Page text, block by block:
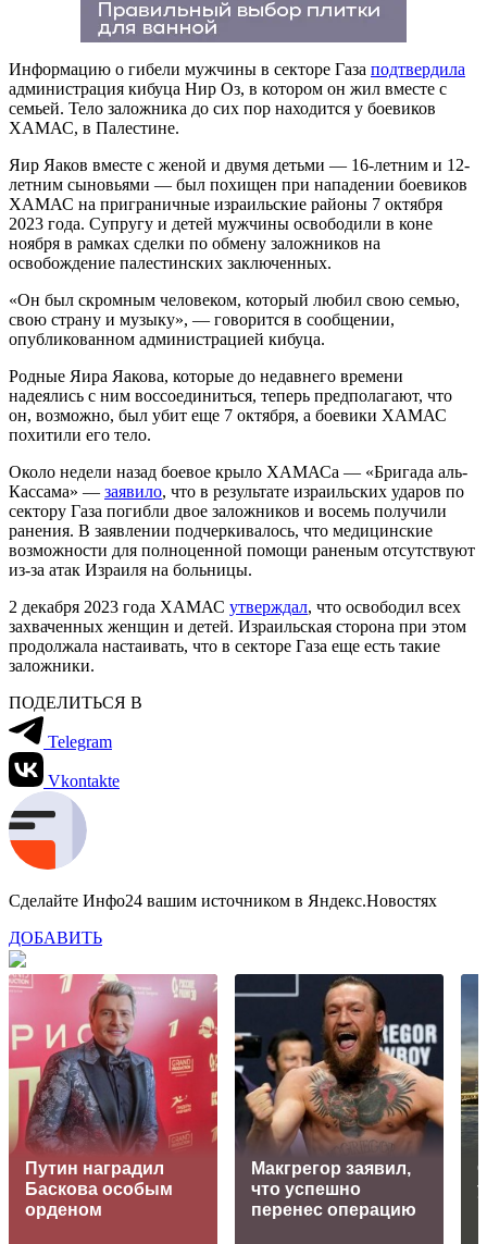
Информацию о гибели мужчины в секторе Газа подтвердила
администрация кибуца Нир Оз, в котором он жил вместе с
семьей. Тело заложника до сих пор находится у боевиков
ХАМАС, в Палестине.
Яир Яаков вместе с женой и двумя детьми — 16-летним и 12-
летним сыновьями — был похищен при нападении боевиков
ХАМАС на приграничные израильские районы 7 октября
2023 года. Супругу и детей мужчины освободили в коне
ноября в рамках сделки по обмену заложников на
освобождение палестинских заключенных.
«Он был скромным человеком, который любил свою семью,
свою страну и музыку», — говорится в сообщении,
опубликованном администрацией кибуца.
Родные Яира Яакова, которые до недавнего времени
надеялись с ним воссоединиться, теперь предполагают, что
он, возможно, был убит еще 7 октября, а боевики ХАМАС
похитили его тело.
Около недели назад боевое крыло ХАМАСа — «Бригада аль-
Кассама» — заявило, что в результате израильских ударов по
сектору Газа погибли двое заложников и восемь получили
ранения. В заявлении подчеркивалось, что медицинские
возможности для полноценной помощи раненым отсутствуют
из-за атак Израиля на больницы.
2 декабря 2023 года ХАМАС утверждал, что освободил всех
захваченных женщин и детей. Израильская сторона при этом
продолжала настаивать, что в секторе Газа еще есть такие
заложники.
ПОДЕЛИТЬСЯ В
Telegram
Vkontakte
Сделайте Инфо24 вашим источником в Яндекс.Новостях
ДОБАВИТЬ
Путин наградил
Баскова особым
орденом
Макгрегор заявил,
что успешно
перенес операцию